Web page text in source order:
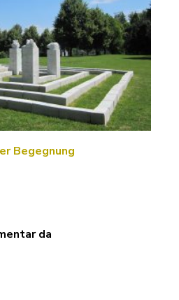
Begegnung
da